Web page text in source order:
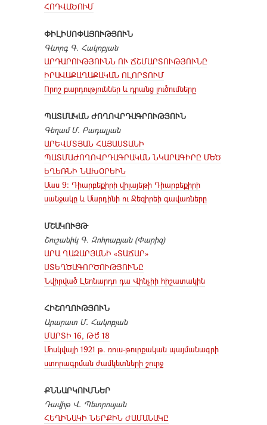
ՀՈԴՎԱԾՈՒՄ
ՓԻԼԻՍՈՓԱՅՈՒԹՅՈՒՆ
Գևորգ Գ. Հակոբյան
ԱՐԴԱՐՈՒԹՅՈՒՆՆ ՈՒ ՃՇՄԱՐՏՈՒԹՅՈՒՆԸ
ԻՐԱՎԱՔԱՂԱՔԱԿԱՆ ՈԼՈՐՏՈՒՄ
Որոշ բարդություններ և դրանց լուծումները
ՊԱՏՄԱԿԱՆ ԺՈՂՈՎՐԴԱԳՐՈՒԹՅՈՒՆ
Գեղամ Մ. Բադալյան
ԱՐԵՎՄՏՅԱՆ ՀԱՅԱՍՏԱՆԻ
ՊԱՏՄԱԺՈՂՈՎՐԴԱԳՐԱԿԱՆ ՆԿԱՐԱԳԻՐԸ ՄԵԾ
ԵՂԵՌՆԻ ՆԱԽՕՐԵԻՆ
Մաս 9: Դիարբեքիրի վիլայեթի Դիարբեքիրի
սանջակը և Մարդինի ու Ջեզիրեի գավառները
ՄՇԱԿՈՒՅԹ
Շուշանիկ Գ. Զոհրաբյան (Փարիզ)
ԱՐԱ ՂԱԶԱՐՅԱՆԻ «ՏԱՃԱՐ»
ՍՏԵՂԾԱԳՈՐԾՈՒԹՅՈՒՆԸ
Նվիրված Լեոնարդո դա Վինչիի հիշատակին
ՀԻՇՈՂՈՒԹՅՈՒՆ
Արարատ Մ. Հակոբյան
ՄԱՐՏԻ 16, ԹԵ՞ 18
Մոսկվայի 1921 թ. ռուս-թուրքական պայմանագրի
ստորագրման ժամկետների շուրջ
ՔՆՆԱՐԿՈՒՄՆԵՐ
Դավիթ Վ. Պետրոսյան
ՀԵՂԻՆԱԿԻ ՆԵՐՔԻՆ ԺԱՄԱՆԱԿԸ